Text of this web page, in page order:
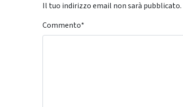
Il tuo indirizzo email non sarà pubblicato.
Commento*